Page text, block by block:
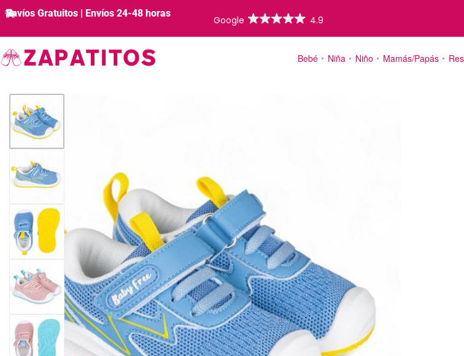
Envíos Gratuitos | Envíos 24-48 horas
Bebé Niña Niño Mamás/Papás